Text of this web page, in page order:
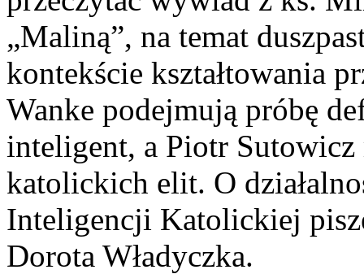
„Maliną”, na temat
kontekście kształtowania
Wanke podejmują próbę
inteligent, a Piotr
katolickich elit. O
Inteligencji Katolickiej
Dorota Władyczka.